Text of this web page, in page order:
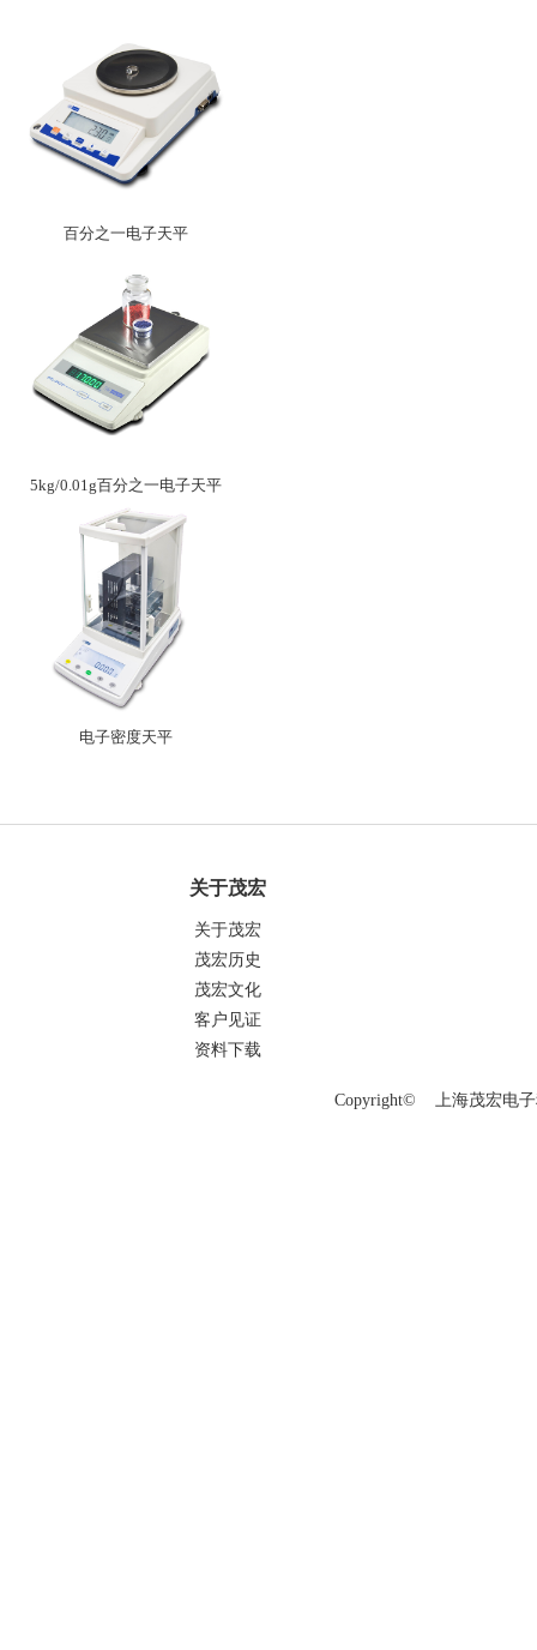
百分之一电子天平
5kg/0.01g百分之一电子天平
电子密度天平
关于茂宏
关于茂宏
茂宏历史
茂宏文化
客户见证
资料下载
Copyright© 上海茂宏电子